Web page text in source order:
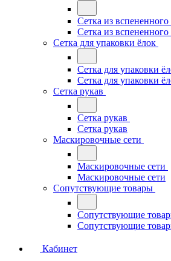
Сетка из
Сетка из
Сетка для упаковки ёлок
Сетка для упаковки
Сетка для упаковки
Сетка рукав
Сетка рукав
Сетка рукав
Маскировочные сети
Маскировочные сети
Маскировочные сети
Сопутствующие товары
Сопутствующие
Сопутствующие
Кабинет